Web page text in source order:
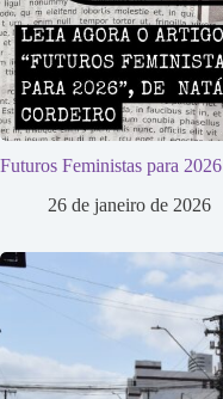
Futuros Feministas para 2026
26 de janeiro de 2026